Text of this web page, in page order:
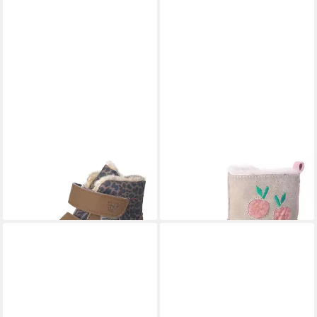
PEPINO BY RICOSTAMONIA
- Winterboots Stiefel
PEPINO BY RICOSTACOSY -
Winterboots Stiefel